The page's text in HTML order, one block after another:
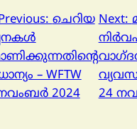
ചെറിയ
– WFTW
2024
Next:
24